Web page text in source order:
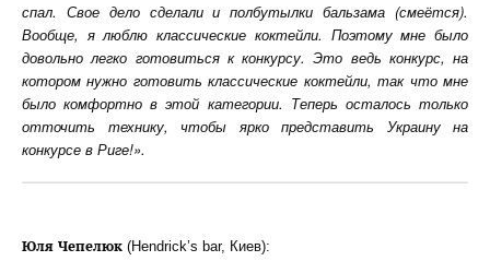
спал. Свое дело сделали и полбутылки бальзама (смеётся).
Вообще, я люблю классические коктейли. Поэтому мне было
довольно легко готовиться к конкурсу. Это ведь конкурс, на
котором нужно готовить классические коктейли, так что мне
было комфортно в этой категории. Теперь осталось только
отточить технику, чтобы ярко представить Украину на
конкурсе в Риге!».
Юля Чепелюк (Hendrick’s bar, Киев):